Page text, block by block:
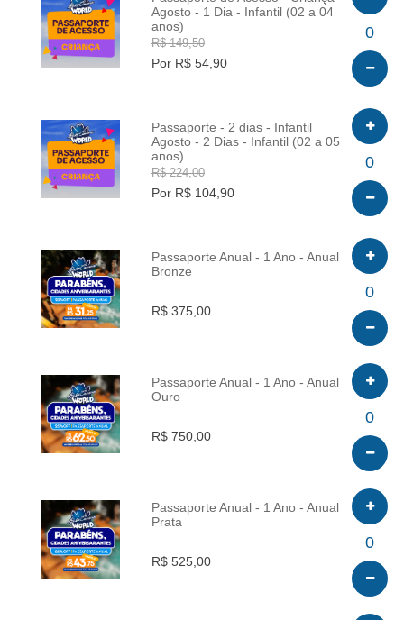
INFO
Agosto - 1 Dia - Infantil (02 a 04
anos)
R$ 149,50
Por R$ 54,90
0
INFO
Passaporte - 2 dias - Infantil
Agosto - 2 Dias - Infantil (02 a 05
anos)
R$ 224,00
Por R$ 104,90
0
INFO
Passaporte Anual - 1 Ano - Anual
Bronze
R$ 375,00
0
INFO
Passaporte Anual - 1 Ano - Anual
Ouro
R$ 750,00
0
INFO
Passaporte Anual - 1 Ano - Anual
Prata
R$ 525,00
0